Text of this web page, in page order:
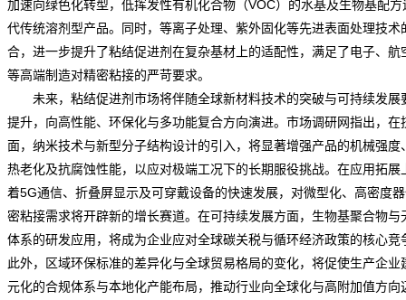
加速向绿色化转型，低挥发性有机化合物（VOC）的水基及生物基配方
代传统溶剂型产品。同时，等离子处理、紫外固化等先进表面处理技术
合，进一步提升了粘结促进剂在复杂基材上的适配性，满足了电子、航
等高端制造对精密粘接的严苛要求。
未来，粘结促进剂市场将伴随全球新材料技术的突破与可持续发展
提升，向高性能、环保化与多功能复合方向演进。 市场调研网指出，在
面，纳米技术与新型分子结构设计的引入，将显著增强产品的机械强度
热老化及抗腐蚀性能，以应对极端工况下的长期服役挑战。在应用拓展
着5G通信、折叠屏显示及可穿戴设备的快速发展，对微型化、高密度
密粘接需求将开辟新的增长赛道。在可持续发展方面，生物基聚合物与
体系的研发应用，将成为企业应对全球碳关税与循环经济政策的核心竞
此外，区域环保标准的差异化与全球贸易格局的变化，将促使生产企业
元化的合规体系与本地化产能布局，推动行业向全球化与高附加值方向